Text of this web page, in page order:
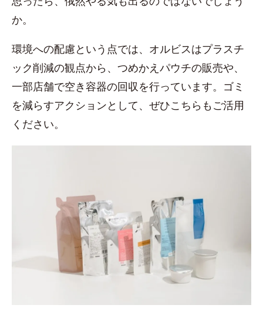
か。
環境への配慮という点では、オルビスはプラスチ
ック削減の観点から、つめかえパウチの販売や、
一部店舗で空き容器の回収を行っています。ゴミ
を減らすアクションとして、ぜひこちらもご活用
ください。